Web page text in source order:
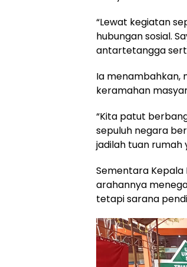
“Lewat kegiatan
hubungan sosial.
antartetangga
Ia menambahkan,
keramahan
“Kita patut
sepuluh negara
jadilah tuan rumah
Sementara Kepala
arahannya
tetapi sarana